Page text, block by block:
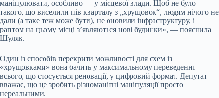
маніпулювати, особливо — у місцевої влади. Щоб не було
такого, що виселили пів кварталу з „хрущовок“, людям нічого не
дали (а таке теж може бути), не оновили інфраструктуру, і
раптом на цьому місці з’являються нові будинки», — пояснила
Шуляк.
Один із способів перекрити можливості для схем із
«хрущовками» вона бачить у максимальному переведенні
всього, що стосується реновації, у цифровий формат. Депутат
вважає, що це зробить різноманітні маніпуляції просто
нереальними.